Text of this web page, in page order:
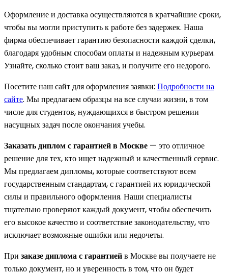
Оформление и доставка осуществляются в кратчайшие сроки,
чтобы вы могли приступить к работе без задержек. Наша
фирма обеспечивает гарантию безопасности каждой сделки,
благодаря удобным способам оплаты и надежным курьерам.
Узнайте, сколько стоит ваш заказ, и получите его недорого.
Посетите наш сайт для оформления заявки: Подробности на
сайте. Мы предлагаем образцы на все случаи жизни, в том
числе для студентов, нуждающихся в быстром решении
насущных задач после окончания учебы.
Заказать диплом с гарантией в Москве — это отличное
решение для тех, кто ищет надежный и качественный сервис.
Мы предлагаем дипломы, которые соответствуют всем
государственным стандартам, с гарантией их юридической
силы и правильного оформления. Наши специалисты
тщательно проверяют каждый документ, чтобы обеспечить
его высокое качество и соответствие законодательству, что
исключает возможные ошибки или недочеты.
При заказе диплома с гарантиейв Москве вы получаете не
только документ, но и уверенность в том, что он будет